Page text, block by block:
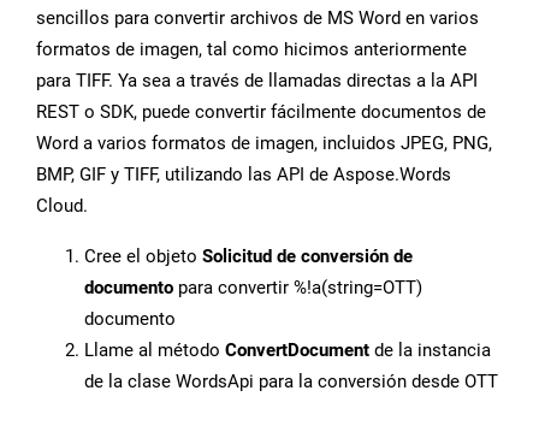
sencillos para convertir archivos de MS Word en varios
formatos de imagen, tal como hicimos anteriormente
para TIFF. Ya sea a través de llamadas directas a la API
REST o SDK, puede convertir fácilmente documentos de
Word a varios formatos de imagen, incluidos JPEG, PNG,
BMP, GIF y TIFF, utilizando las API de Aspose.Words
Cloud.
Cree el objeto Solicitud de conversión de
documento para convertir %!a(string=OTT)
documento
Llame al método ConvertDocument de la instancia
de la clase WordsApi para la conversión desde OTT